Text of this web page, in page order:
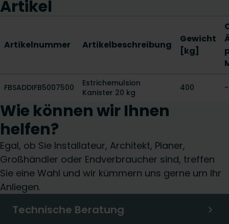
Artikel
Artikelnummer Artikelbeschreibung
Gewicht
[kg]
FBSADDIFB5007500
Estrichemulsion
Kanister 20 kg
400 -
Wie können wir Ihnen
helfen?
Egal, ob Sie Installateur, Architekt, Planer,
Großhändler oder Endverbraucher sind, treffen
Sie eine Wahl und wir kümmern uns gerne um Ihr
Anliegen.
Technische Beratung